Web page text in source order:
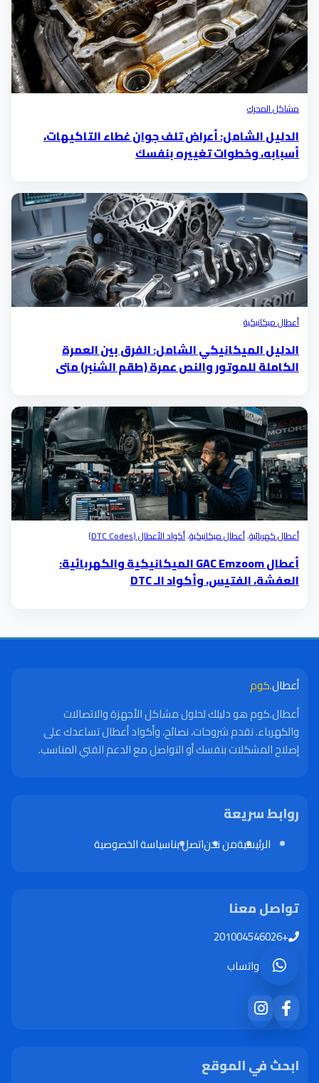
مشاكل المحرك
الدليل الشامل: أعراض تلف جوان غطاء التاكيهات،
أسبابه، وخطوات تغييره بنفسك
أعطال ميكانيكية
الدليل الميكانيكي الشامل: الفرق بين العمرة
الكاملة للموتور والنص عمرة (طقم الشنبر) متى
أعطال كهربائية،أعطال ميكانيكية،أكواد الأعطال (DTC Codes)
أعطال GAC Emzoom الميكانيكية والكهربائية:
العفشة، الفتيس، وأكواد الـ DTC
أعطال.كوم
أعطال.كوم هو دليلك لحلول مشاكل الأجهزة والاتصالات
والكهرباء. نقدم شروحات، نصائح، وأكواد أعطال تساعدك على
إصلاح المشكلات بنفسك أو التواصل مع الدعم الفني المناسب.
روابط سريعة
الرئيسيةمن نحناتصل بناسياسة الخصوصية
تواصل معنا
+201004546026
واتساب
ابحث في الموقع